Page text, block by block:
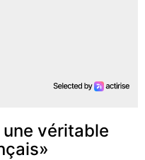
une véritable